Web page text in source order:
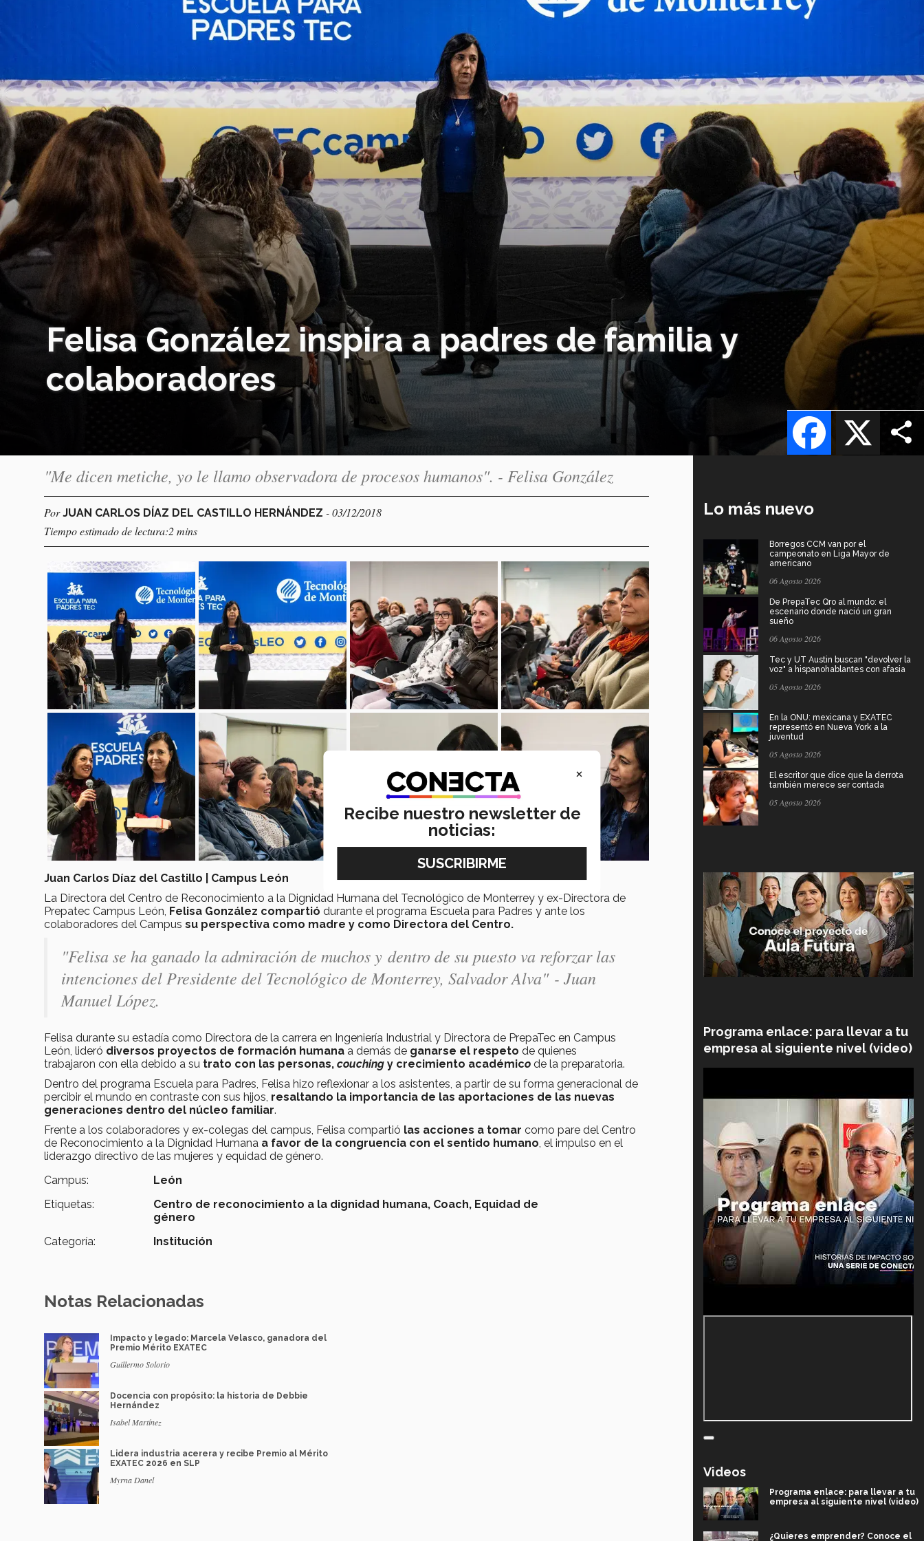
Felisa González inspira a padres de familia y
colaboradores
X
Facebook
"Me dicen metiche, yo le llamo observadora de procesos humanos". - Felisa González
PorJUAN CARLOS DÍAZ DEL CASTILLO HERNÁNDEZ - 03/12/2018
Tiempo estimado de lectura:2 mins
Juan Carlos Díaz del Castillo | Campus León
La Directora del Centro de Reconocimiento a la Dignidad Humana del Tecnológico de Monterrey y ex-Directora de
Prepatec Campus León, Felisa González compartió durante el programa Escuela para Padres y ante los
colaboradores del Campus su perspectiva como madre y como Directora del Centro.
"Felisa se ha ganado la admiración de muchos y dentro de su puesto va reforzar las
intenciones del Presidente del Tecnológico de Monterrey, Salvador Alva" - Juan
Manuel López.
Felisa durante su estadía como Directora de la carrera en Ingeniería Industrial y Directora de PrepaTec en Campus
León, lideró diversos proyectos de formación humana a demás de ganarse el respeto de quienes
trabajaron con ella debido a su trato con las personas, couching y crecimiento académico de la preparatoria.
Dentro del programa Escuela para Padres, Felisa hizo reflexionar a los asistentes, a partir de su forma generacional de
percibir el mundo en contraste con sus hijos, resaltando la importancia de las aportaciones de las nuevas
generaciones dentro del núcleo familiar.
Frente a los colaboradores y ex-colegas del campus, Felisa compartió las acciones a tomar como pare del Centro
de Reconocimiento a la Dignidad Humana a favor de la congruencia con el sentido humano, el impulso en el
liderazgo directivo de las mujeres y equidad de género.
Campus:
León
Etiquetas:
Centro de reconocimiento a la dignidad humana, Coach, Equidad de
género
Categoría:
Institución
Notas Relacionadas
Impacto y legado: Marcela Velasco, ganadora del
Premio Mérito EXATEC
Guillermo Solorio
Docencia con propósito: la historia de Debbie
Hernández
Isabel Martínez
Lidera industria acerera y recibe Premio al Mérito
EXATEC 2026 en SLP
Myrna Danel
Lo más nuevo
Borregos CCM van por el
campeonato en Liga Mayor de
americano
06 Agosto 2026
De PrepaTec Qro al mundo: el
escenario donde nació un gran
sueño
06 Agosto 2026
Tec y UT Austin buscan "devolver la
voz" a hispanohablantes con afasia
05 Agosto 2026
En la ONU: mexicana y EXATEC
representó en Nueva York a la
juventud
05 Agosto 2026
El escritor que dice que la derrota
también merece ser contada
05 Agosto 2026
Programa enlace: para llevar a tu
empresa al siguiente nivel (video)
Videos
Programa enlace: para llevar a tu
empresa al siguiente nivel (video)
¿Quieres emprender? Conoce el
×
Recibe nuestro newsletter de
noticias: